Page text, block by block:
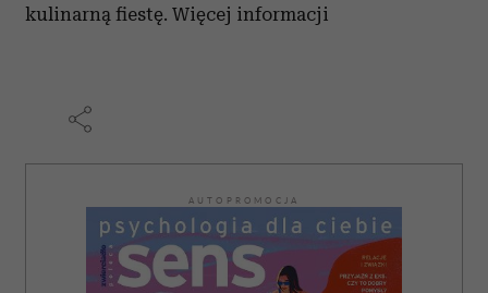
kulinarną fiestę. Więcej informacji
AUTOPROMOCJA